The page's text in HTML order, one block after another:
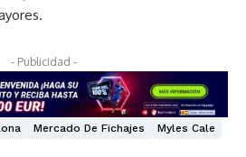
- Publicidad -
Mercado De Fichajes Myles Cale